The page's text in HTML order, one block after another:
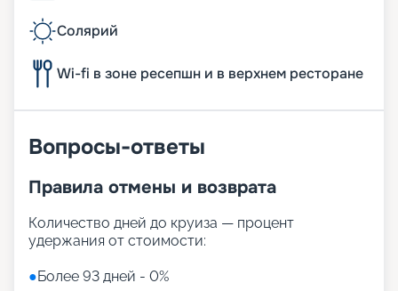
Солярий
Wi-fi в зоне ресепшн и в верхнем ресторане
Вопросы-ответы
Правила отмены и возврата
Количество дней до круиза — процент
удержания от стоимости:
●Более 93 дней - 0%